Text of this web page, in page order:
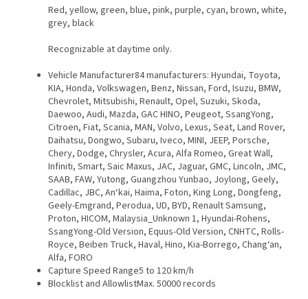
Red, yellow, green, blue, pink, purple, cyan, brown, white,
grey, black
Recognizable at daytime only.
Vehicle Manufacturer84 manufacturers: Hyundai, Toyota,
KIA, Honda, Volkswagen, Benz, Nissan, Ford, Isuzu, BMW,
Chevrolet, Mitsubishi, Renault, Opel, Suzuki, Skoda,
Daewoo, Audi, Mazda, GAC HINO, Peugeot, SsangYong,
Citroen, Fiat, Scania, MAN, Volvo, Lexus, Seat, Land Rover,
Daihatsu, Dongwo, Subaru, Iveco, MINI, JEEP, Porsche,
Chery, Dodge, Chrysler, Acura, Alfa Romeo, Great Wall,
Infiniti, Smart, Saic Maxus, JAC, Jaguar, GMC, Lincoln, JMC,
SAAB, FAW, Yutong, Guangzhou Yunbao, Joylong, Geely,
Cadillac, JBC, An‘kai, Haima, Foton, King Long, Dongfeng,
Geely-Emgrand, Perodua, UD, BYD, Renault Samsung,
Proton, HICOM, Malaysia_Unknown 1, Hyundai-Rohens,
SsangYong-Old Version, Equus-Old Version, CNHTC, Rolls-
Royce, Beiben Truck, Haval, Hino, Kia-Borrego, Chang‘an,
Alfa, FORO
Capture Speed Range5 to 120 km/h
Blocklist and AllowlistMax. 50000 records